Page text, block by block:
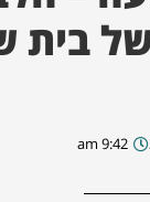
בית
9:42 am